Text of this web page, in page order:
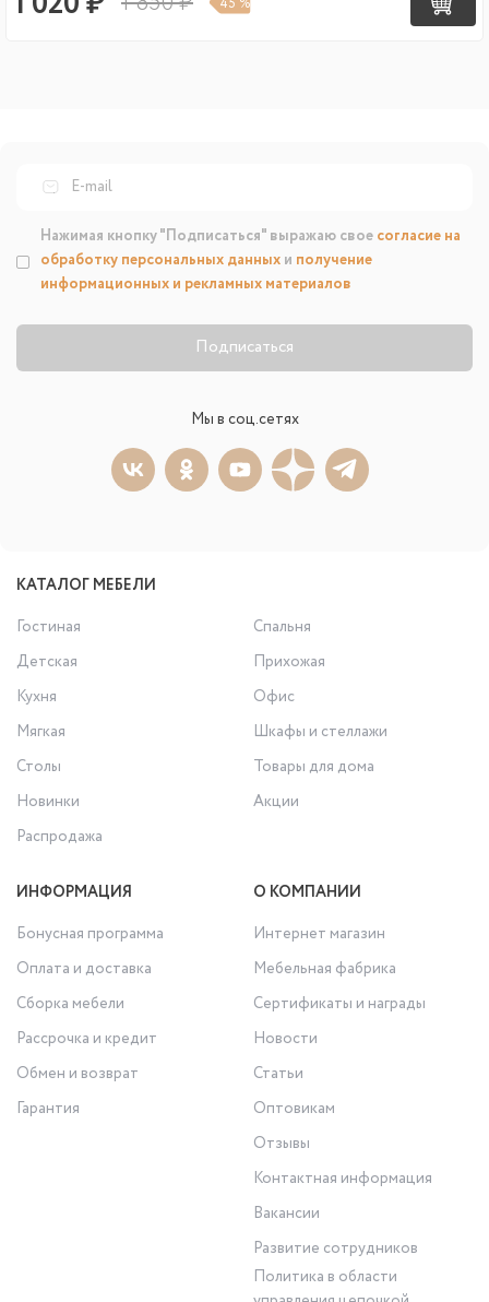
45 %
Подписаться
Нажимая кнопку "Подписаться" выражаю свое согласие на
обработку персональных данных и получение
информационных и рекламных материалов
Мы в соц.сетях
КАТАЛОГ МЕБЕЛИ
Гостиная
Спальня
Детская
Прихожая
Кухня
Офис
Мягкая
Шкафы и стеллажи
Столы
Товары для дома
Новинки
Акции
Распродажа
ИНФОРМАЦИЯ
Бонусная программа
Оплата и доставка
Сборка мебели
Рассрочка и кредит
Обмен и возврат
Гарантия
О КОМПАНИИ
Интернет магазин
Мебельная фабрика
Сертификаты и награды
Новости
Статьи
Оптовикам
Отзывы
Контактная информация
Вакансии
Развитие сотрудников
Политика в области